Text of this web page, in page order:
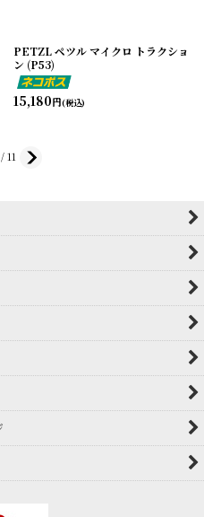
PETZL ペツル マイクロ トラクショ
ン (P53)
15,180円(税込)
/ 11